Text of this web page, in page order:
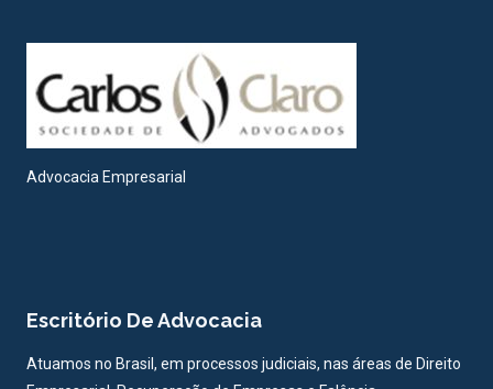
Advocacia Empresarial
Escritório De Advocacia
Atuamos no Brasil, em processos judiciais, nas áreas de Direito